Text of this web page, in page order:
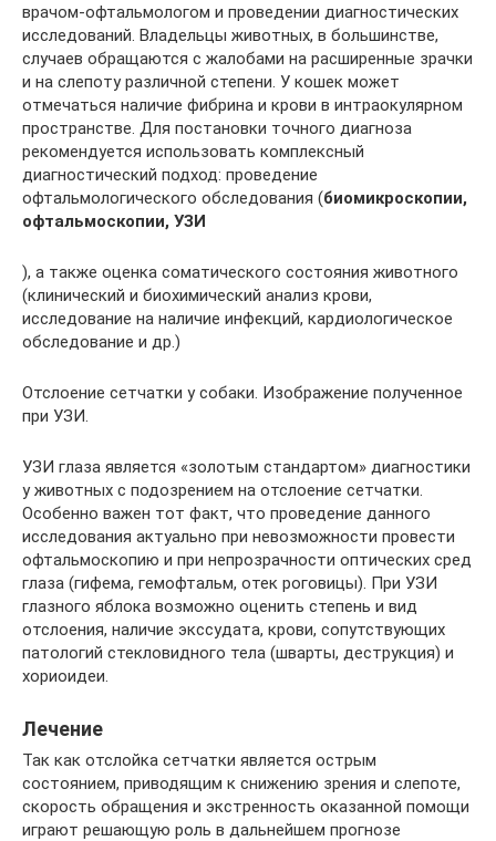
врачом-офтальмологом и проведении диагностических
исследований. Владельцы животных, в большинстве,
случаев обращаются с жалобами на расширенные зрачки
и на слепоту различной степени. У кошек может
отмечаться наличие фибрина и крови в интраокулярном
пространстве. Для постановки точного диагноза
рекомендуется использовать комплексный
диагностический подход: проведение
офтальмологического обследования (биомикроскопии,
офтальмоскопии, УЗИ
), а также оценка соматического состояния животного
(клинический и биохимический анализ крови,
исследование на наличие инфекций, кардиологическое
обследование и др.)
Отслоение сетчатки у собаки. Изображение полученное
при УЗИ.
УЗИ глаза является «золотым стандартом» диагностики
у животных с подозрением на отслоение сетчатки.
Особенно важен тот факт, что проведение данного
исследования актуально при невозможности провести
офтальмоскопию и при непрозрачности оптических сред
глаза (гифема, гемофтальм, отек роговицы). При УЗИ
глазного яблока возможно оценить степень и вид
отслоения, наличие экссудата, крови, сопутствующих
патологий стекловидного тела (шварты, деструкция) и
хориоидеи.
Лечение
Так как отслойка сетчатки является острым
состоянием, приводящим к снижению зрения и слепоте,
скорость обращения и экстренность оказанной помощи
играют решающую роль в дальнейшем прогнозе